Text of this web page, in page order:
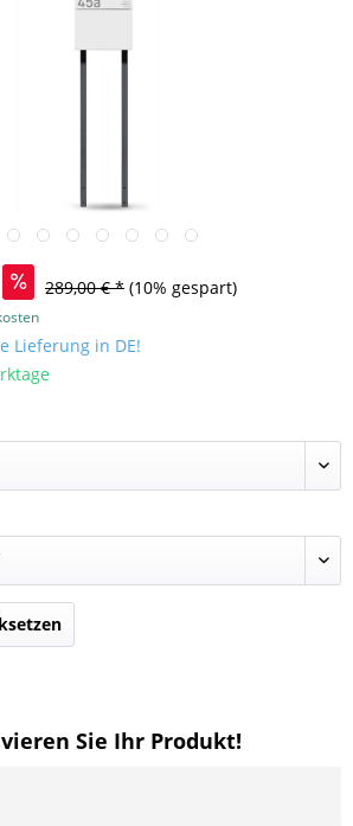
289,00 € * (10% gespart)
Lieferung in DE!
Sie Ihr Produkt!